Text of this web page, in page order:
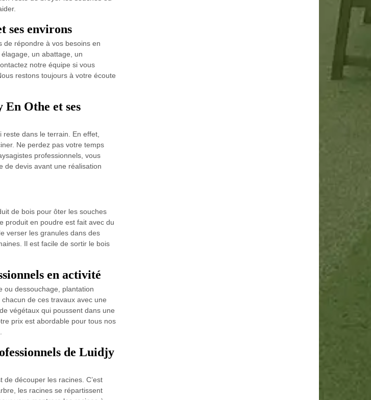
ses environs
de répondre à vos besoins en
un abattage, un
notre équipe si vous
restons toujours à votre écoute
En Othe et ses
dans le terrain. En effet,
Ne perdez pas votre temps
professionnels, vous
de devis avant une réalisation
de bois pour ôter les souches
produit en poudre est fait avec du
verser les granules dans des
Il est facile de sortir le bois
en activité
ou dessouchage, plantation
de ces travaux avec une
végétaux qui poussent dans une
prix est abordable pour tous nos
de Luidjy
découper les racines. C’est
les racines se répartissent